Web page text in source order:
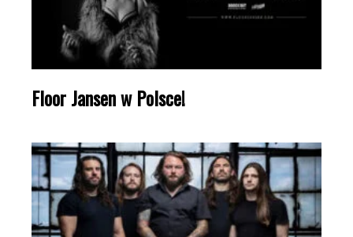
Floor Jansen w Polsce!